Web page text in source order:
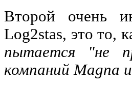
Второй очень
Log2stas, это то,
пытается "не
компаний Magna